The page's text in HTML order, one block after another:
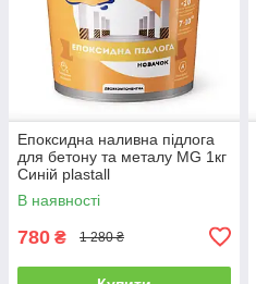
Епоксидна наливна підлога
для бетону та металу MG 1кг
Синій plastall
В наявності
780 ₴ 1 280 ₴